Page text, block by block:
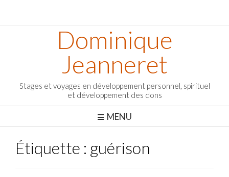
Dominique
Jeanneret
Stages et voyages en développement personnel, spirituel
et développement des dons
MENU
Étiquette : guérison